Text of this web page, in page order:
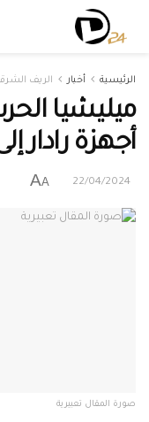
الرئيسية أخبار الريف
ميليشيا
أجهزة رادار
22/04/2024
A
A
صورة المقال تعبيرية